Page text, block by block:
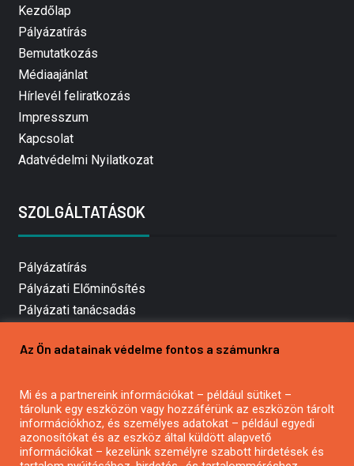
Kezdőlap
Pályázatírás
Bemutatkozás
Médiaajánlat
Hírlevél feliratkozás
Impresszum
Kapcsolat
Adatvédelmi Nyilatkozat
SZOLGÁLTATÁSOK
Pályázatírás
Pályázati Előminősítés
Pályázati tanácsadás
Mezőgazdasági pályázatírás
Pályázatírás civil szervezeteknek
Pályázatírás önkormányzatoknak
Pályázatfigyelés
Specifikus pályázatfigyelés vagy hírlevél
Az Ön adatainak védelme fontos a számunkra
Mi és a partnereink információkat – például sütiket –
tárolunk egy eszközön vagy hozzáférünk az eszközön tárolt
információkhoz, és személyes adatokat – például egyedi
azonosítókat és az eszköz által küldött alapvető
információkat – kezelünk személyre szabott hirdetések és